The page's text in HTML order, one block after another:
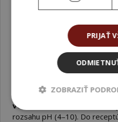
Aromaterapeutické
Použitie vo
Odporúčané dávkovanie
1 % do 20 %, v závislosti
požadovaného účinku. V
použiť až do90 %ako nosič
vodou aj alkoholmi
rozsahu pH (4–10). Do
PRIJAŤ
ZOBRAZIŤ